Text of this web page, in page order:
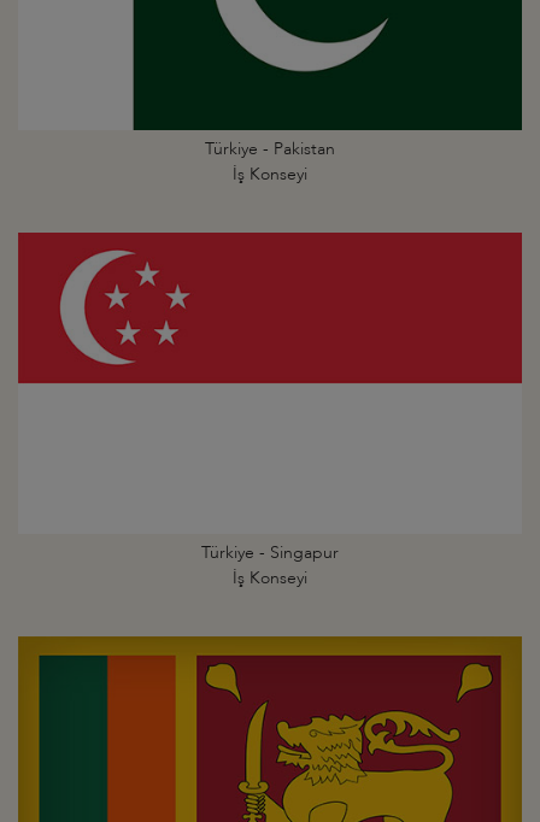
Türkiye - Pakistan
İş Konseyi
Türkiye - Singapur
İş Konseyi